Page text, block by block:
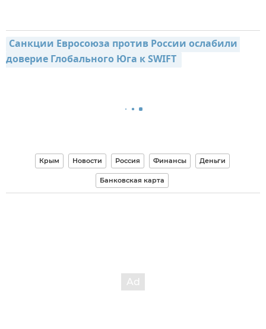
Санкции Евросоюза против России ослабили
доверие Глобального Юга к SWIFT
Крым Новости Россия Финансы Деньги
Банковская карта